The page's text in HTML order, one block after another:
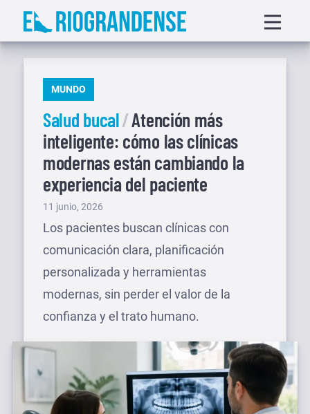
Saltar
menu
PUBLICADO
MUNDO
Salud bucal Atención más
inteligente: cómo las clínicas
modernas están cambiando la
experiencia del paciente
Publicado
el
11 junio, 2026
Los pacientes buscan clínicas con
comunicación clara, planificación
personalizada y herramientas
modernas, sin perder el valor de la
confianza y el trato humano.